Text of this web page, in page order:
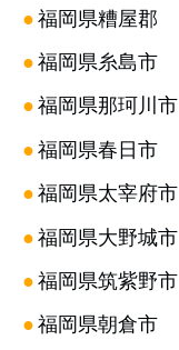
●福岡県糟屋郡
●福岡県糸島市
●福岡県那珂川市
●福岡県春日市
●福岡県太宰府市
●福岡県大野城市
●福岡県筑紫野市
●福岡県朝倉市